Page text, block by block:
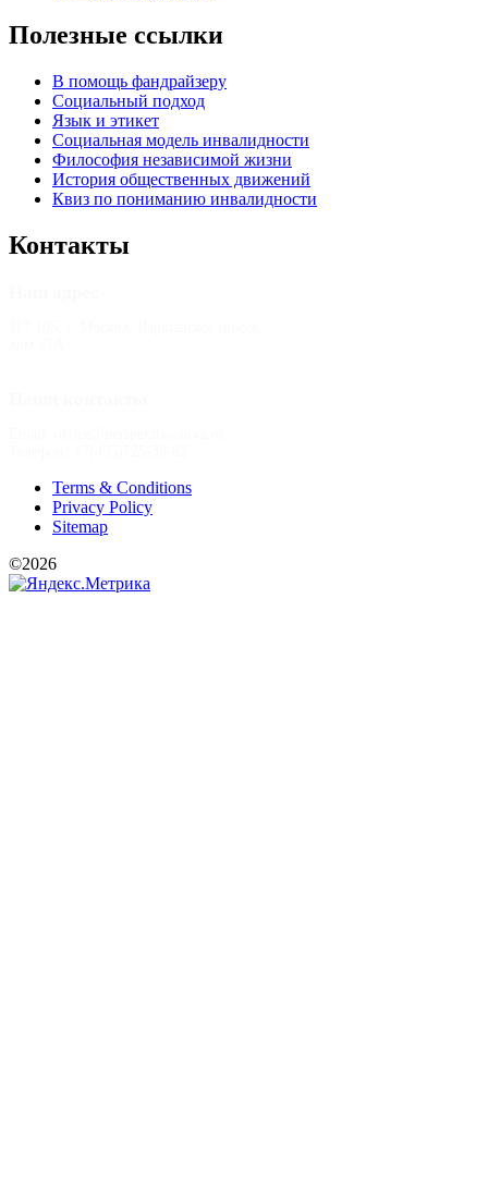
Полезные ссылки
В помощь фандрайзеру
Социальный подход
Язык и этикет
Социальная модель инвалидности
Философия независимой жизни
История общественных движений
Квиз по пониманию инвалидности
Контакты
Terms & Conditions
Privacy Policy
Sitemap
©2026